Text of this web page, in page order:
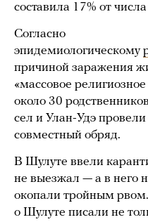
составила 17% от
Согласно
эпидемиологическому
причиной заражения
«массовое
около 30
сел и Улан-Удэ
совместный обряд.
В Шулуте ввели
не выезжал — а в него
окопали тройным
о Шулуте писали не